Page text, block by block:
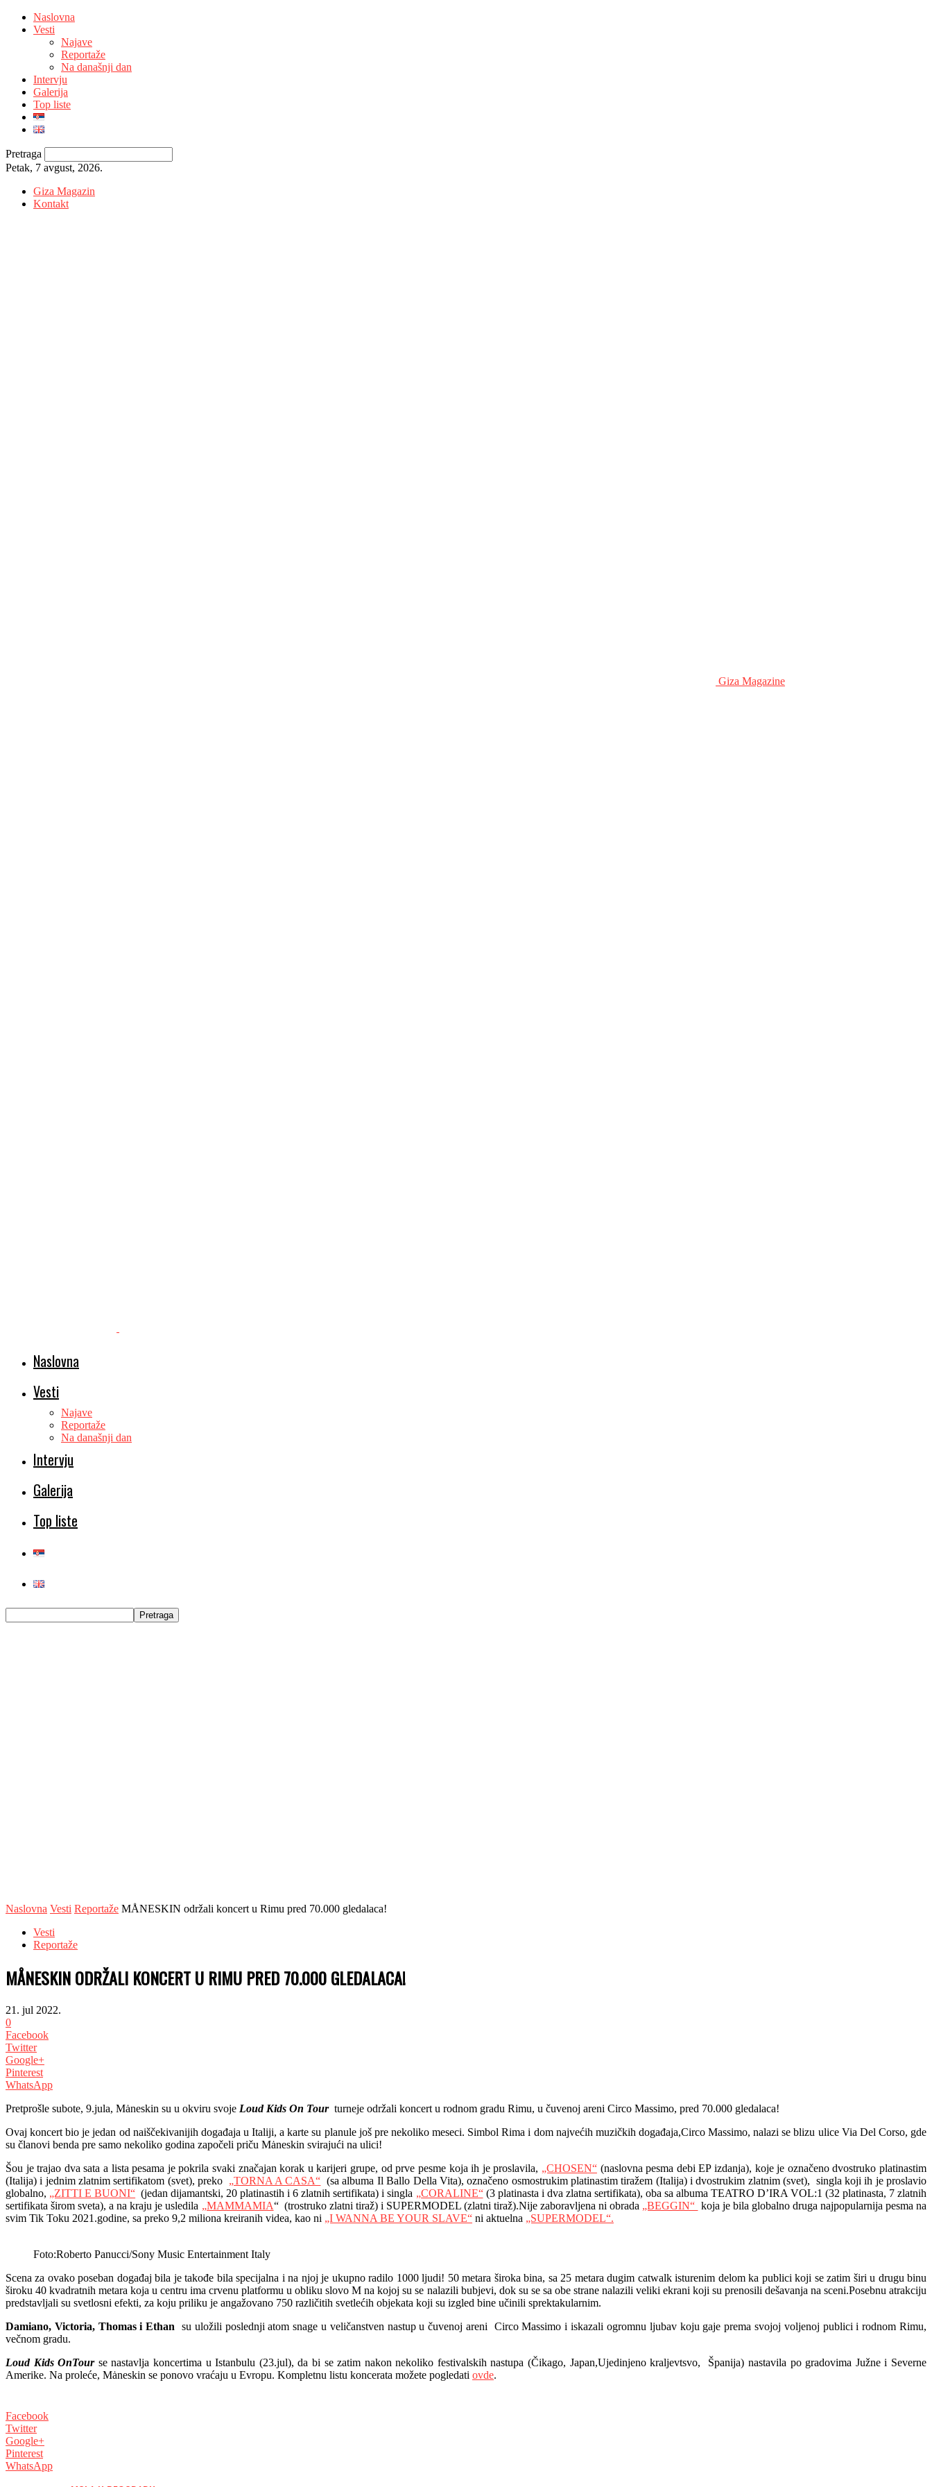
Naslovna
Vesti
Najave
Reportaže
Na današnji dan
Intervju
Galerija
Top liste
Pretraga
Petak, 7 avgust, 2026.
Giza Magazin
Kontakt
Giza Magazine
Naslovna
Vesti
Najave
Reportaže
Na današnji dan
Intervju
Galerija
Top liste
Naslovna Vesti Reportaže MÅNESKIN održali koncert u Rimu pred 70.000 gledalaca!
Vesti
Reportaže
MÅNESKIN ODRŽALI KONCERT U RIMU PRED 70.000 GLEDALACA!
21. jul 2022.
0
Facebook
Twitter
Google+
Pinterest
WhatsApp
Pretprošle subote, 9.jula, Mȧneskin su u okviru svoje Loud Kids On Tourturneje održali koncert u rodnom gradu Rimu, u čuvenoj areni Circo Massimo, pred 70.000 gledalaca!
Ovaj koncert bio je jedan od naiščekivanijih događaja u Italiji, a karte su planule još pre nekoliko meseci. Simbol Rima i dom najvećih muzičkih događaja,Circo Massimo, nalazi se blizu ulice Via Del Corso, gde
su članovi benda pre samo nekoliko godina započeli priču Mȧneskin svirajući na ulici!
Šou je trajao dva sata a lista pesama je pokrila svaki značajan korak u karijeri grupe, od prve pesme koja ih je proslavila, „CHOSEN“(naslovna pesma debi EP izdanja), koje je označeno dvostruko platinastim
(Italija) i jednim zlatnim sertifikatom (svet), preko „TORNA A CASA“ (sa albuma Il Ballo Della Vita), označeno osmostrukim platinastim tiražem (Italija) i dvostrukim zlatnim (svet), singla koji ih je proslavio
globalno, „ZITTI E BUONI“ (jedan dijamantski, 20 platinastih i 6 zlatnih sertifikata) i singla „CORALINE“(3 platinasta i dva zlatna sertifikata), oba sa albuma TEATRO D’IRA VOL:1 (32 platinasta, 7 zlatnih
sertifikata širom sveta), a na kraju je usledila „MAMMAMIA“ (trostruko zlatni tiraž) i SUPERMODEL (zlatni tiraž).Nije zaboravljena ni obrada „BEGGIN“ koja je bila globalno druga najpopularnija pesma na
svim Tik Toku 2021.godine, sa preko 9,2 miliona kreiranih videa, kao ni „I WANNA BE YOUR SLAVE“ ni aktuelna „SUPERMODEL“.
Foto:Roberto Panucci/Sony Music Entertainment Italy
Scena za ovako poseban događaj bila je takođe bila specijalna i na njoj je ukupno radilo 1000 ljudi! 50 metara široka bina, sa 25 metara dugim catwalk isturenim delom ka publici koji se zatim širi u drugu binu
široku 40 kvadratnih metara koja u centru ima crvenu platformu u obliku slovo M na kojoj su se nalazili bubjevi, dok su se sa obe strane nalazili veliki ekrani koji su prenosili dešavanja na sceni.Posebnu atrakciju
predstavljali su svetlosni efekti, za koju priliku je angažovano 750 različitih svetlećih objekata koji su izgled bine učinili sprektakularnim.
Damiano, Victoria, Thomas i Ethan su uložili poslednji atom snage u veličanstven nastup u čuvenoj areni Circo Massimo i iskazali ogromnu ljubav koju gaje prema svojoj voljenoj publici i rodnom Rimu,
večnom gradu.
Loud Kids OnTour se nastavlja koncertima u Istanbulu (23.jul), da bi se zatim nakon nekoliko festivalskih nastupa (Čikago, Japan,Ujedinjeno kraljevtsvo, Španija) nastavila po gradovima Južne i Severne
Amerike. Na proleće, Mȧneskin se ponovo vraćaju u Evropu. Kompletnu listu koncerata možete pogledati ovde.
Facebook
Twitter
Google+
Pinterest
WhatsApp